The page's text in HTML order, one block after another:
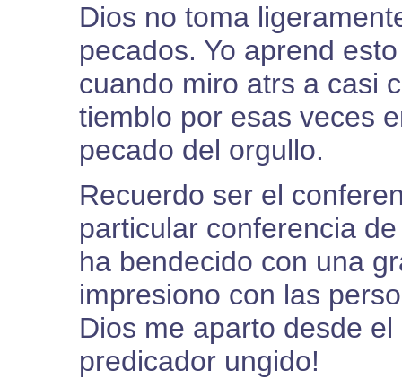
Dios no toma
pecados. Yo aprend
cuando miro atrs a casi
tiemblo por esas veces
pecado del orgullo.
Recuerdo ser el
particular conferencia
ha bendecido con una
impresiono con las
Dios me aparto desde
predicador ungido!